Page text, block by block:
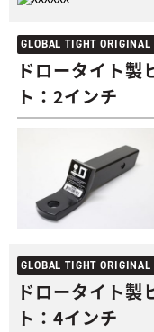
GLOBAL TIGHT ORIGINAL
ドロータイト製
ト：2インチ
GLOBAL TIGHT ORIGINAL
ドロータイト製
ト：4インチ